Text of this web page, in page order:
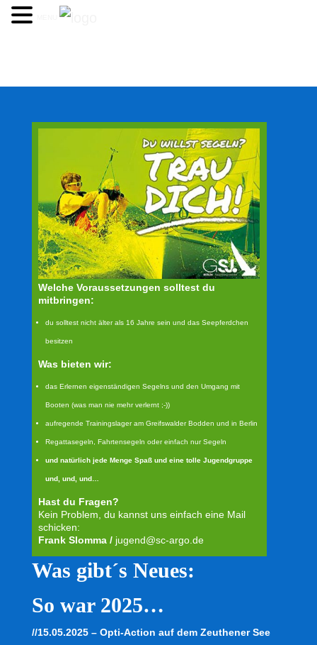
Welche Voraussetzungen solltest du
mitbringen:
du solltest nicht älter als 16 Jahre sein und das Seepferdchen
besitzen
Was bieten wir:
das Erlernen eigenständigen Segelns und den Umgang mit
Booten (was man nie mehr verlernt ;-))
aufregende Trainingslager am Greifswalder Bodden und in Berlin
Regattasegeln, Fahrtensegeln oder einfach nur Segeln
und natürlich jede Menge Spaß und eine tolle Jugendgruppe
und, und, und…
Hast du Fragen?
Kein Problem, du kannst uns einfach eine Mail
schicken:
Frank Slomma / jugend@sc-argo.de
Was gibt´s Neues:
So war 2025…
//15.05.2025 – Opti-Action auf dem Zeuthener See